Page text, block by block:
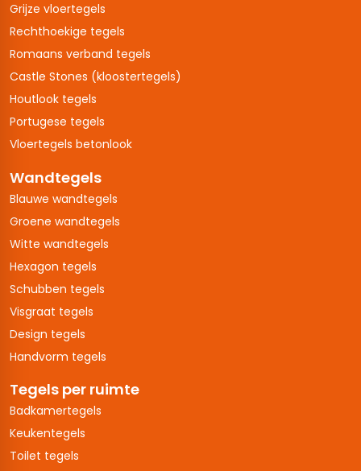
Grijze vloertegels
Rechthoekige tegels
Romaans verband tegels
Castle Stones (kloostertegels)
Houtlook tegels
Portugese tegels
Vloertegels betonlook
Wandtegels
Blauwe wandtegels
Groene wandtegels
Witte wandtegels
Hexagon tegels
Schubben tegels
Visgraat tegels
Design tegels
Handvorm tegels
Tegels per ruimte
Badkamertegels
Keukentegels
Toilet tegels